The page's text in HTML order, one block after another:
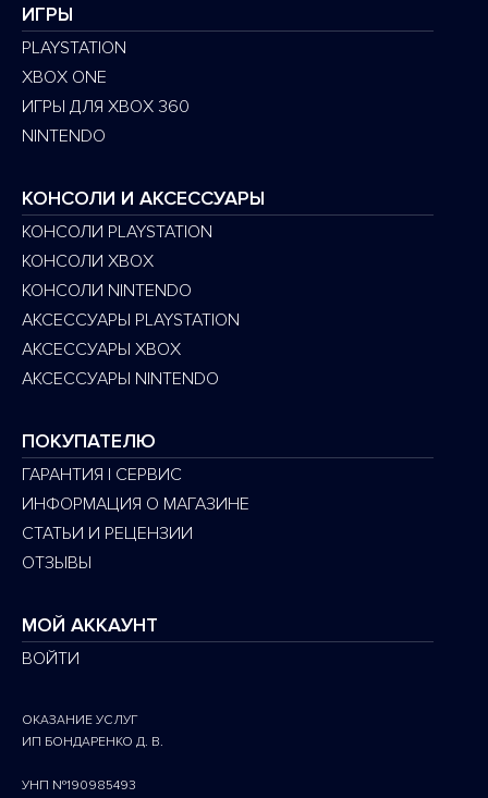
ИГРЫ
PLAYSTATION
XBOX ONE
ИГРЫ ДЛЯ XBOX 360
NINTENDO
КОНСОЛИ И АКСЕССУАРЫ
КОНСОЛИ PLAYSTATION
КОНСОЛИ XBOX
КОНСОЛИ NINTENDO
АКСЕССУАРЫ PLAYSTATION
АКСЕССУАРЫ XBOX
АКСЕССУАРЫ NINTENDO
ПОКУПАТЕЛЮ
ГАРАНТИЯ | СЕРВИС
ИНФОРМАЦИЯ О МАГАЗИНЕ
СТАТЬИ И РЕЦЕНЗИИ
ОТЗЫВЫ
МОЙ АККАУНТ
ВОЙТИ
ОКАЗАНИЕ УСЛУГ
ИП БОНДАРЕНКО Д. В.
УНП №190985493